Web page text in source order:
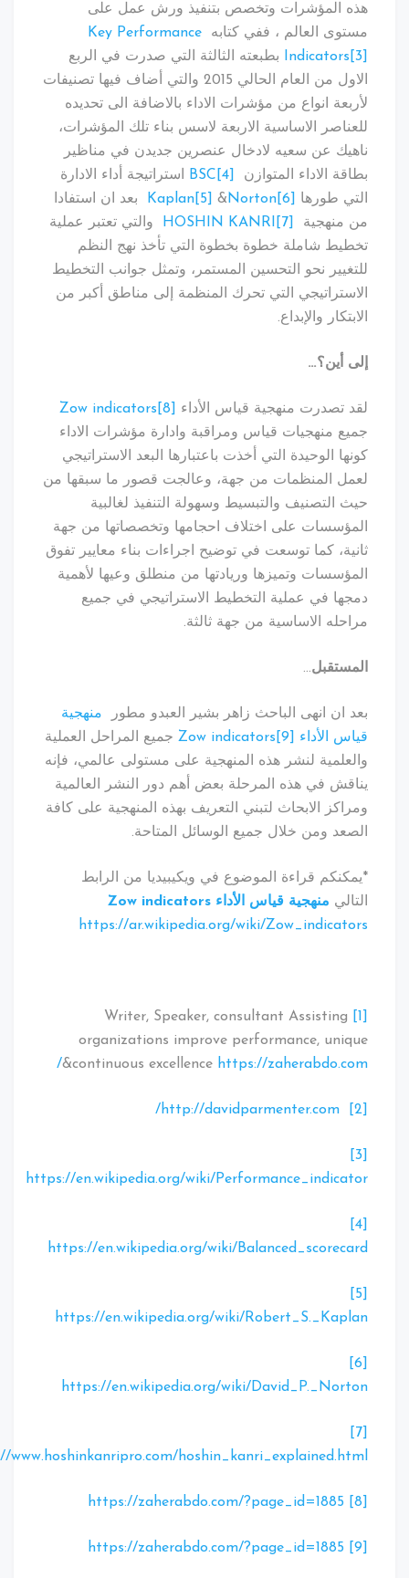
هذه المؤشرات وتخصص بتنفيذ ورش عمل على
مستوى العالم ، ففي كتابهKey Performance
Indicatorsبطبعته الثالثة التي صدرت في الربع
الاول من العام الحالي 2015 والتي أضاف فيها تصنيفات
لأربعة انواع من مؤشرات الاداء بالاضافة الى تحديده
للعناصر الاساسية الاربعة لاسس بناء تلك المؤشرات،
ناهيك عن سعيه لادخال عنصرين جديدن في مناظير
بطاقة الاداء المتوازن
BSC[4]
استراتيجة أداء الادارة
التي طورها
Kaplan[5]&Norton[6]
بعد ان استفادا
من منهجية
HOSHIN KANRI[7]
والتي تعتبر عملية
تخطيط شاملة خطوة بخطوة التي تأخذ نهج النظم
للتغيير نحو التحسين المستمر، وتمثل جوانب التخطيط
الاستراتيجي التي تحرك المنظمة إلى مناطق أكبر من
الابتكار والإبداع.
إلى أين؟…
لقد تصدرت منهجية قياس الأداء Zow indicators [8]
جميع منهجيات قياس ومراقبة وادارة مؤشرات الاداء
كونها الوحيدة التي أخذت باعتبارها البعد الاستراتيجي
لعمل المنظمات من جهة، وعالجت قصور ما سبقها من
حيث التصنيف والتبسيط وسهولة التنفيذ لغالبية
المؤسسات على اختلاف احجامها وتخصصاتها من جهة
ثانية، كما توسعت في توضيح اجراءات بناء معايير تفوق
المؤسسات وتميزها وريادتها من منطلق وعيها لأهمية
دمجها في عملية التخطيط الاستراتيجي في جميع
مراحله الاساسية من جهة ثالثة.
المستقبل…
بعد ان انهى الباحث زاهر بشير العبدو مطورمنهجية
قياس الأداء Zow indicators
[9]
جميع المراحل العملية
والعلمية لنشر هذه المنهجية على مستولى عالمي، فإنه
يناقش في هذه المرحلة بعض أهم دور النشر العالمية
ومراكز الابحاث لتبني التعريف بهذه المنهجية على كافة
الصعد ومن خلال جميع الوسائل المتاحة.
*يمكنكم قراءة الموضوع في ويكيبيديا من الرابط
التاليمنهجية قياس الأداء
Zow indicators
https://ar.wikipedia.org/wiki/Zow_indicators
Writer, Speaker, consultant Assisting
organizations improve performance, unique
&continuous excellencehttps://zaherabdo.com/
http://davidparmenter.com/
https://en.wikipedia.org/wiki/Performance_indicator
https://en.wikipedia.org/wiki/Balanced_scorecard
https://en.wikipedia.org/wiki/Robert_S._Kaplan
https://en.wikipedia.org/wiki/David_P._Norton
http://www.hoshinkanripro.com/hoshin_kanri_explained.html
https://zaherabdo.com/?page_id=1885
https://zaherabdo.com/?page_id=1885